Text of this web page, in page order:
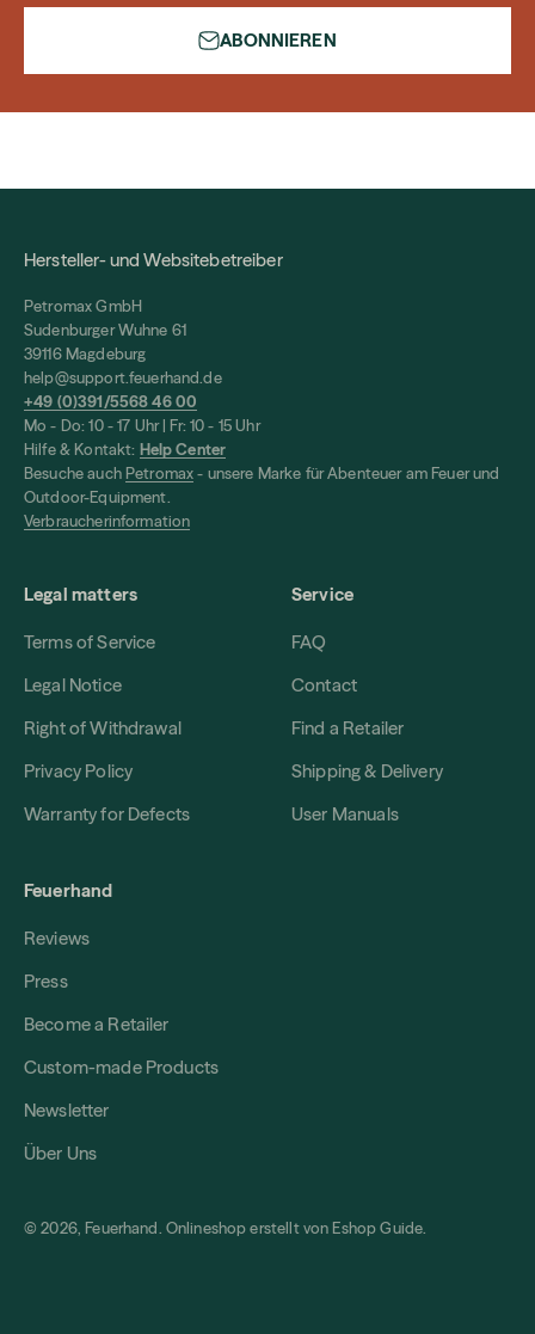
ABONNIEREN
Hersteller- und Websitebetreiber
Petromax GmbH
Sudenburger Wuhne 61
39116 Magdeburg
help@support.feuerhand.de
+49 (0)391/5568 46 00
Mo - Do: 10 - 17 Uhr | Fr: 10 - 15 Uhr
Hilfe & Kontakt: Help Center
Besuche auch Petromax- unsere Marke für Abenteuer am Feuer und
Outdoor-Equipment.
Verbraucherinformation
Legal matters
Terms of Service
Legal Notice
Right of Withdrawal
Privacy Policy
Warranty for Defects
Service
FAQ
Contact
Find a Retailer
Shipping & Delivery
User Manuals
Feuerhand
Reviews
Press
Become a Retailer
Custom-made Products
Newsletter
Über Uns
© 2026, Feuerhand. Onlineshop erstellt von Eshop Guide.